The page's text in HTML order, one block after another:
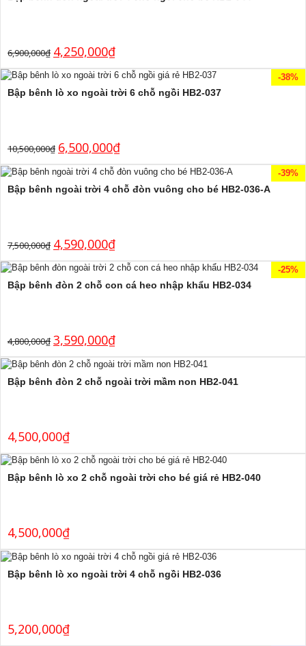
6,900,000₫ 4,250,000₫
-38%
Bập bênh lò xo ngoài trời 6 chỗ ngồi HB2-037
10,500,000₫ 6,500,000₫
-39%
Bập bênh ngoài trời 4 chỗ đòn vuông cho bé HB2-036-A
7,500,000₫ 4,590,000₫
-25%
Bập bênh đòn 2 chỗ con cá heo nhập khẩu HB2-034
4,800,000₫ 3,590,000₫
Bập bênh đòn 2 chỗ ngoài trời mầm non HB2-041
4,500,000₫
Bập bênh lò xo 2 chỗ ngoài trời cho bé giá rẻ HB2-040
4,500,000₫
Bập bênh lò xo ngoài trời 4 chỗ ngồi HB2-036
5,200,000₫